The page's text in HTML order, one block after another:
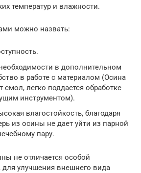
температур и влажности.
можно назвать:
в дополнительном
в работе с материалом (Осина
смол, легко поддается обработке
инструментом).
влагостойкость, благодаря
из осины не дает уйти из парной
пару.
не отличается особой
для улучшения внешнего вида